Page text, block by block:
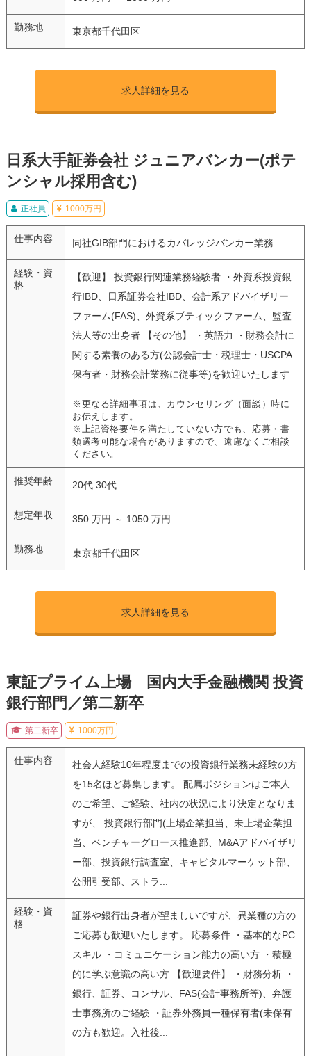
勤務地 東京都千代田区
求人詳細を見る
日系大手証券会社 ジュニアバンカー(ポテ
ンシャル採用含む)
正社員 1000万円
仕事内容 同社GIB部門におけるカバレッジバンカー業務
経験・資
格
【歓迎】 投資銀行関連業務経験者 ・外資系投資銀
行IBD、日系証券会社IBD、会計系アドバイザリー
ファーム(FAS)、外資系ブティックファーム、監査
法人等の出身者 【その他】 ・英語力 ・財務会計に
関する素養のある方(公認会計士・税理士・USCPA
保有者・財務会計業務に従事等)を歓迎いたします
※更なる詳細事項は、カウンセリング（面談）時に
お伝えします。
※上記資格要件を満たしていない方でも、応募・書
類選考可能な場合がありますので、遠慮なくご相談
ください。
推奨年齢 20代 30代
想定年収 350 万円 ～ 1050 万円
勤務地 東京都千代田区
求人詳細を見る
東証プライム上場 国内大手金融機関 投資
銀行部門／第二新卒
第二新卒 1000万円
仕事内容
社会人経験10年程度までの投資銀行業務未経験の方
を15名ほど募集します。 配属ポジションはご本人
のご希望、ご経験、社内の状況により決定となりま
すが、 投資銀行部門(上場企業担当、未上場企業担
当、ベンチャーグロース推進部、M&Aアドバイザリ
ー部、投資銀行調査室、キャピタルマーケット部、
公開引受部、ストラ...
経験・資
格
証券や銀行出身者が望ましいですが、異業種の方の
ご応募も歓迎いたします。 応募条件 ・基本的なPC
スキル ・コミュニケーション能力の高い方 ・積極
的に学ぶ意識の高い方 【歓迎要件】 ・財務分析 ・
銀行、証券、コンサル、FAS(会計事務所等)、弁護
士事務所のご経験 ・証券外務員一種保有者(未保有
の方も歓迎。入社後...